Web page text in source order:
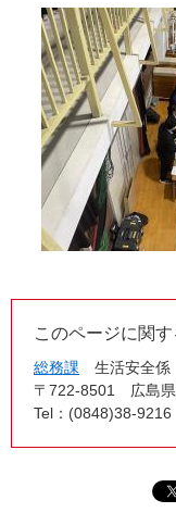
このページに関
総務課
生活安全係
〒722-8501
広島
Tel：(0848)38-9216